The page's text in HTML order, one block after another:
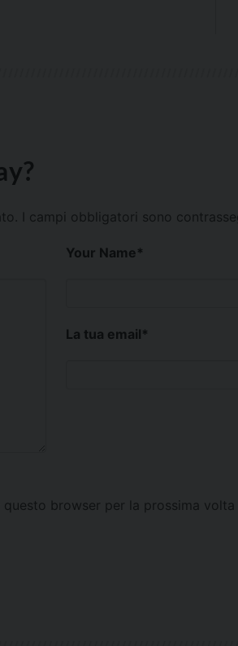
I campi obbligatori sono
Your Name*
La tua email*
browser per la prossima